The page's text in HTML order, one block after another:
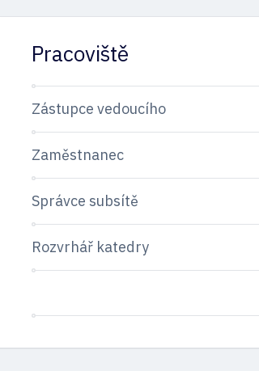
Pracoviště
Zástupce vedoucího
Zaměstnanec
Správce subsítě
Rozvrhář katedry